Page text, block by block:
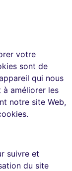
votre
sont de
qui nous
améliorer les
notre site Web,
suivre et
du site